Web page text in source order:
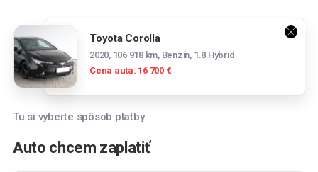
Toyota Corolla
2020, 106 918 km, Benzín, 1.8 Hybrid
Cena auta: 16 700 €
Tu si vyberte spôsob platby
Auto chcem zaplatiť
Spočítajte si mesačnú splátku
Mesačná splátka
Banská Bystrica
Zvolenská cesta 14084/179, 974 05 Banská
Bystrica
Bratislava
Tesco stores SR a.s., Cesta na Senec 2, 821